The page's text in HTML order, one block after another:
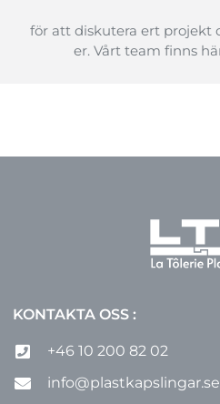
för att diskutera ert projekt
er. Vårt team finns
KONTAKTA OSS :
+46 10 200 82 02
info@plastkapslingar.se